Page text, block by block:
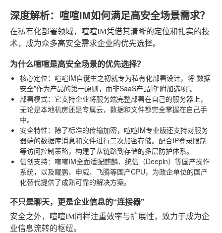
深度解析：喧喧IM如何满足高安全场景需求？
在私有化部署领域，喧喧IM凭借其清晰的定位和扎实的技
术，成为众多高安全需求企业的优先选择。
为什么喧喧是高安全场景的优先选择？
核心定位：喧喧IM自诞生之初就专为私有化部署设计，将“数据
安全”作为产品的第一原则，而非SaaS产品的“附加选项”。
部署模式：它支持企业将服务端完整部署在自己的服务器上，
无论是本地机房还是专属云，数据和文件都完全掌握在自己手
中。
安全特性：除了标准的传输加密，喧喧IM专业版还支持对服务
器端的数据库消息和文件进行二次加密存储。配合IP登录限制
等访问控制策略，构建了从链路到存储的多层防护体系。
信创支持：喧喧IM全面适配麒麟、统信（Deepin）等国产操作
系统，以及鲲鹏、申威、飞腾等国产CPU，为政企单位的国产
化替代提供了成熟可靠的解决方案。
不只是聊天，更是企业信息的“连接器”
安全之外，喧喧IM同样注重效率与扩展性，致力于成为企
业信息流转的枢纽。